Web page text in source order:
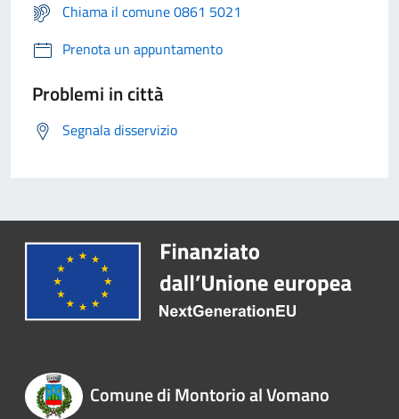
Chiama il comune 0861 5021
Prenota un appuntamento
Problemi in città
Segnala disservizio
Comune di Montorio al Vomano